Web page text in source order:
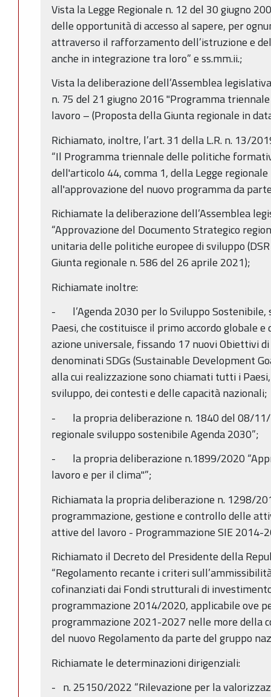
Vista la Legge Regionale n. 12 del 30 giugno
delle opportunità di accesso al sapere, per
attraverso il rafforzamento dell’istruzione e
anche in integrazione tra loro” e ss.mm.ii.;
Vista la deliberazione dell’Assemblea
n. 75 del 21 giugno 2016 "Programma
lavoro – (Proposta della Giunta regionale in
Richiamato, inoltre, l’art. 31 della L.R. n. 13/
“Il Programma triennale delle politiche
dell'articolo 44, comma 1, della Legge
all'approvazione del nuovo programma da
Richiamate la deliberazione dell’Assemblea
“Approvazione del Documento Strategico
unitaria delle politiche europee di sviluppo
Giunta regionale n. 586 del 26 aprile 2021);
Richiamate inoltre:
- l’Agenda 2030 per lo Sviluppo Sostenibile,
Paesi, che costituisce il primo accordo globale
azione universale, fissando 17 nuovi Obiettivi
denominati SDGs (Sustainable Development
alla cui realizzazione sono chiamati tutti i
sviluppo, dei contesti e delle capacità nazionali;
- la propria deliberazione n. 1840 del 08/11/
regionale sviluppo sostenibile Agenda 2030”;
- la propria deliberazione n.1899/2020
lavoro e per il clima"”;
Richiamata la propria deliberazione n. 1298/
programmazione, gestione e controllo delle
attive del lavoro - Programmazione SIE 2014-
Richiamato il Decreto del Presidente della
“Regolamento recante i criteri
cofinanziati dai Fondi strutturali di
programmazione 2014/2020, applicabile ove
programmazione 2021-2027 nelle more della
del nuovo Regolamento da parte del gruppo
Richiamate le determinazioni dirigenziali:
- n. 25150/2022 “Rilevazione per la